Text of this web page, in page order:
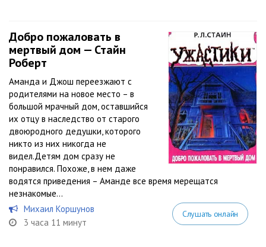
Добро пожаловать в
мертвый дом — Стайн
Роберт
Аманда и Джош переезжают с
родителями на новое место – в
большой мрачный дом, оставшийся
их отцу в наследство от старого
двоюродного дедушки, которого
никто из них никогда не
видел.Детям дом сразу не
понравился. Похоже, в нем даже
водятся приведения – Аманде все время мерещатся
незнакомые...
Михаил Коршунов
3 часа 11 минут
Слушать онлайн